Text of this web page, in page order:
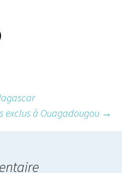
exclus à Ouagadougou →